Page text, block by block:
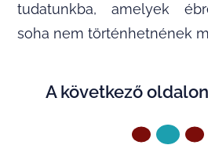
tudatunkba, amelyek
soha nem történhetnének
A következő